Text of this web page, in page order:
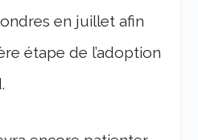
en juillet afin
étape de l’adoption